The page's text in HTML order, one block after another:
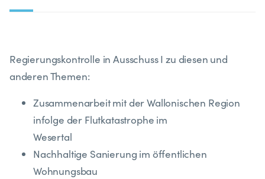
Regierungskontrolle in Ausschuss I zu diesen und
anderen Themen:
Zusammenarbeit mit der Wallonischen Region
infolge der Flutkatastrophe im
Wesertal
Nachhaltige Sanierung im öffentlichen
Wohnungsbau